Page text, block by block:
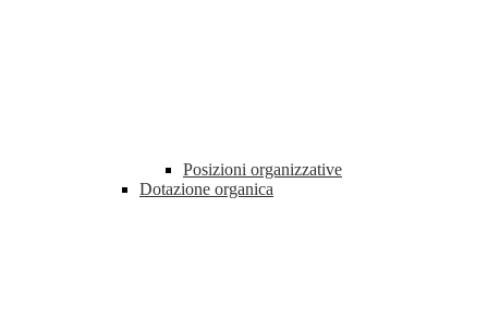
Posizioni organizzative
Dotazione organica